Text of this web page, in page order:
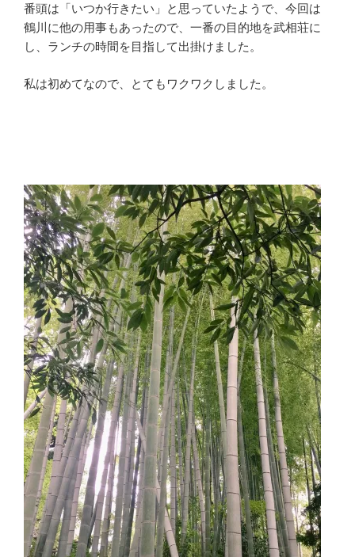
番頭は「いつか行きたい」と思っていたようで、今回は
鶴川に他の用事もあったので、一番の目的地を武相荘に
し、ランチの時間を目指して出掛けました。
私は初めてなので、とてもワクワクしました。